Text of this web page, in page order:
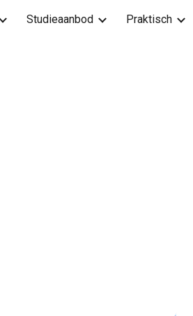
Skip to navigation
Studieaanbod Praktisch